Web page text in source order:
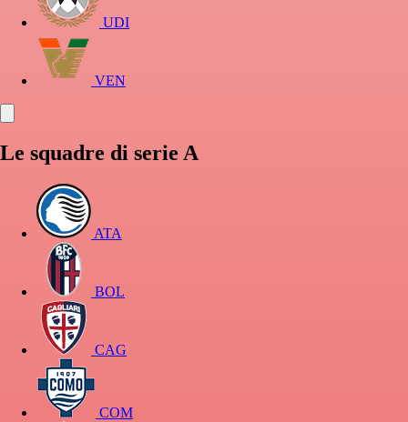
UDI
VEN
Le squadre di serie A
ATA
BOL
CAG
COM